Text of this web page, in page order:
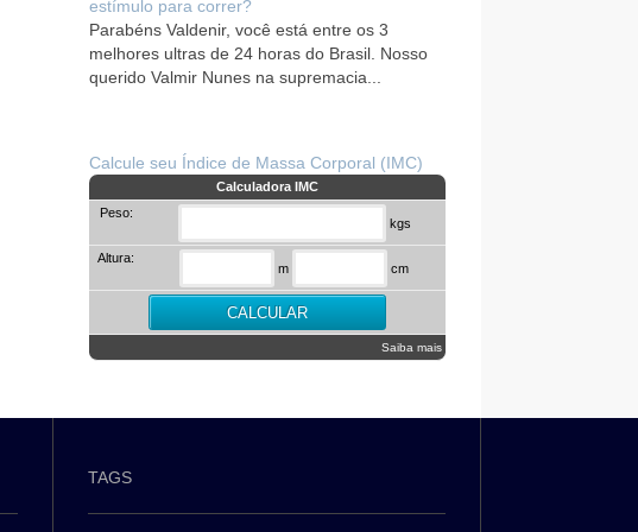
estímulo para correr?
Parabéns Valdenir, você está entre os 3
melhores ultras de 24 horas do Brasil. Nosso
querido Valmir Nunes na supremacia...
Calcule seu Índice de Massa Corporal (IMC)
Calculadora IMC
Peso:
kgs
Altura:
m cm
Saiba mais
TAGS